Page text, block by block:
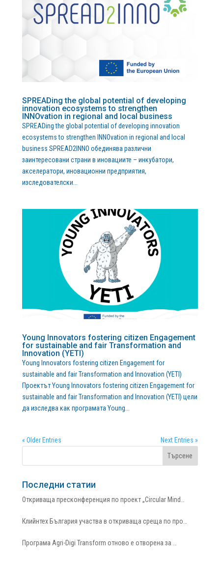
SPREАDing the global potential of developing
innovation ecosystems to strengthen
INNOvation in regional and local business
SPREАDing the global potential of developing innovation
ecosystems to strengthen INNOvation in regional and local
business SPREAD2INNO обединява различни
заинтересовани страни в иновациите – инкубатори,
акселератори, иновационни предприятия,
изследователски...
Young Innovators fostering citizen Engagement
for sustainable and fair Transformation and
Innovation (YETI)
Young Innovators fostering citizen Engagement for
sustainable and fair Transformation and Innovation (YETI)
Проектът Young Innovators fostering citizen Engagement for
sustainable and fair Transformation and Innovation (YETI) цели
да изследва как програмата Young...
« Older Entries Next Entries »
Последни статии
Откриваща пресконференция по проект „Circular Mind…
Клийнтех България участва в откриваща среща по про…
Програма Agri-Digi Transform отново е отворена за …